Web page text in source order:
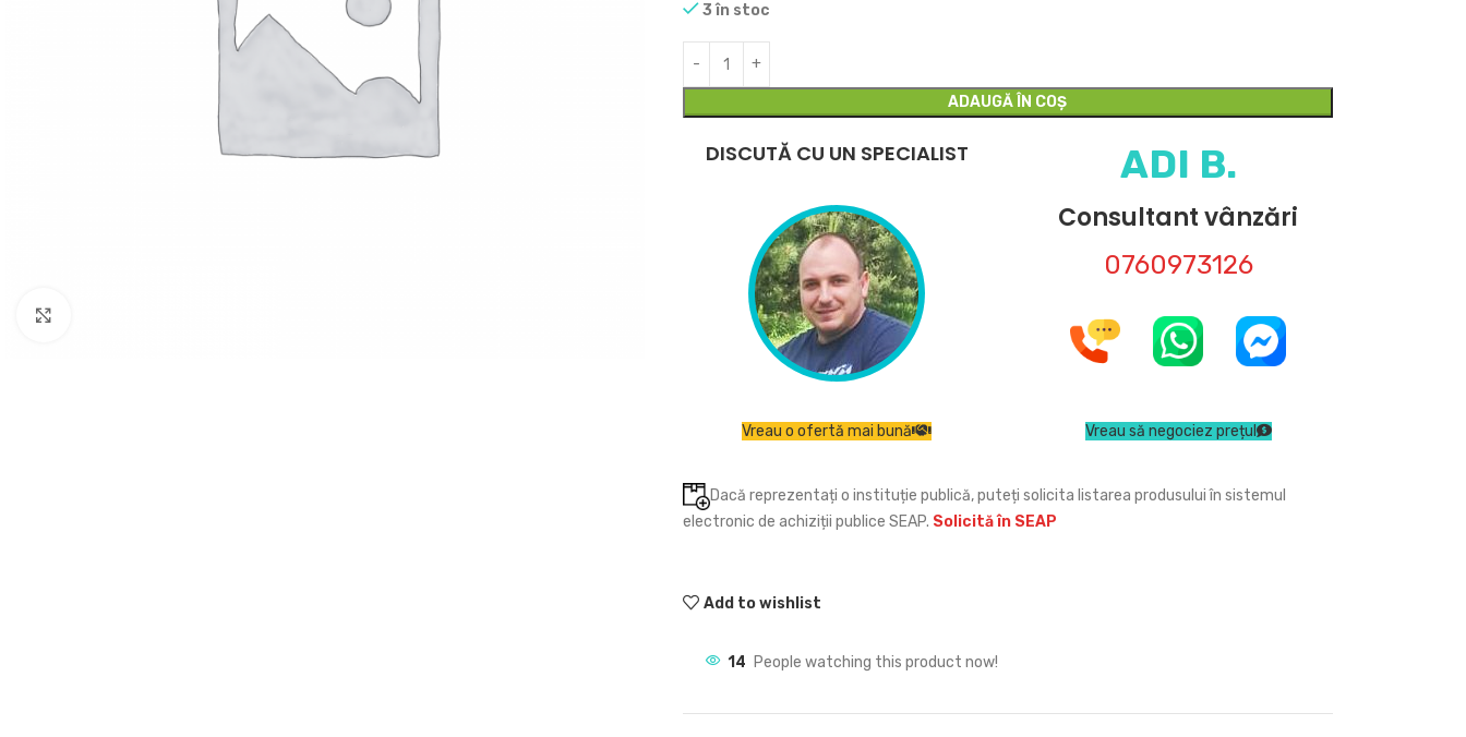
3 în stoc
ADAUGĂ ÎN COȘ
DISCUTĂ CU UN SPECIALIST ADI B.
Consultant vânzări
0760973126
Vreau o ofertă mai bună Vreau să negociez prețul
Dacă reprezentați o instituție publică, puteți solicita listarea produsului în sistemul
electronic de achiziții publice SEAP. Solicită în SEAP
Add to wishlist
14 People watching this product now!